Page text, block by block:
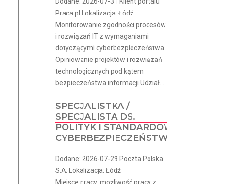
Praca.pl Lokalizacja: Łódź
Monitorowanie zgodności procesów
i rozwiązań IT z wymaganiami
dotyczącymi cyberbezpieczeństwa
Opiniowanie projektów i rozwiązań
technologicznych pod kątem
bezpieczeństwa informacji Udział...
SPECJALISTKA /
SPECJALISTA DS.
POLITYK I STANDARDÓW
CYBERBEZPIECZEŃSTWA
Dodane: 2026-07-29 Poczta Polska
S.A. Lokalizacja: Łódź
Miejsce pracy: możliwość pracy z